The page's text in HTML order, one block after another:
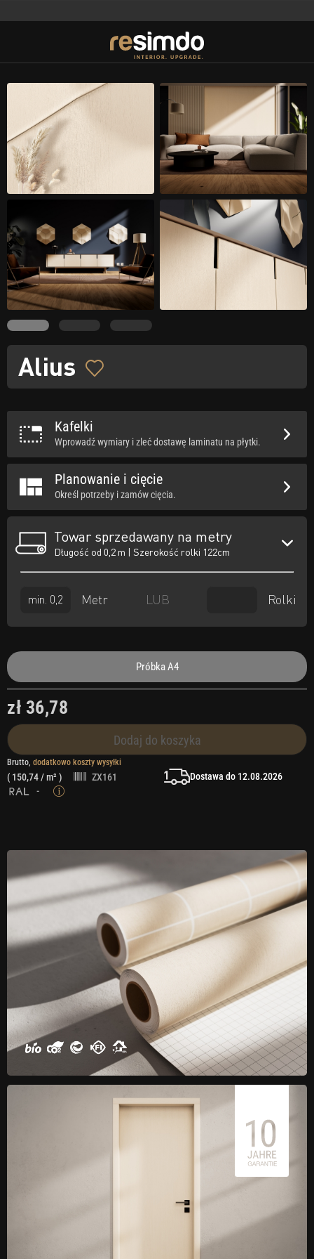
Alius
Kafelki
Wprowadź wymiary i zleć dostawę laminatu na płytki.
Planowanie i cięcie
Określ potrzeby i zamów cięcia.
Towar sprzedawany na metry
Długość od 0,2 m | Szerokość rolki 122cm
Metr LUB Rolki
Próbka A4
zł 36,78
Dodaj do koszyka
Brutto, dodatkowo koszty wysyłki
( 150,74/ m² )
ZX161
-
Dostawa do 12.08.2026